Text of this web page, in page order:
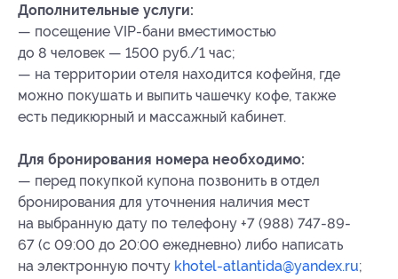
Дополнительные услуги:
— посещение VIP-бани вместимостью
до 8 человек — 1500 руб./1 час;
— на территории отеля находится кофейня, где
можно покушать и выпить чашечку кофе, также
есть педикюрный и массажный кабинет.
Для бронирования номера необходимо:
— перед покупкой купона позвонить в отдел
бронирования для уточнения наличия мест
на выбранную дату по телефону +7 (988) 747-89-
67 (с 09:00 до 20:00 ежедневно) либо написать
на электронную почту khotel-atlantida@yandex.ru;